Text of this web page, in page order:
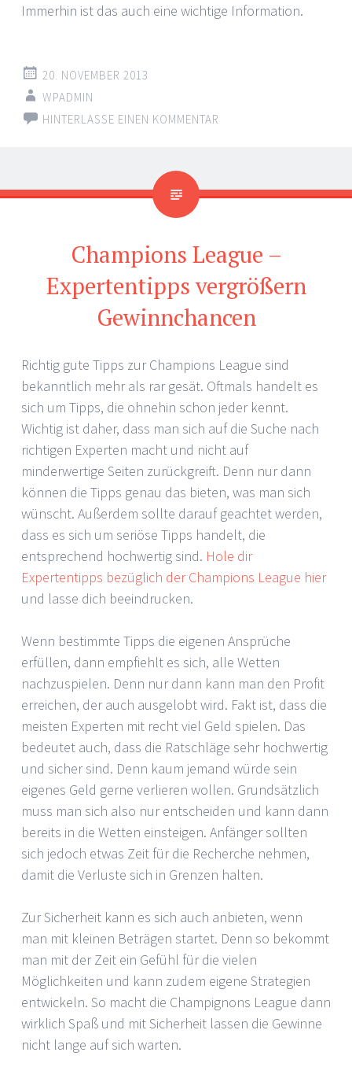
Immerhin ist das auch eine wichtige Information.
20. NOVEMBER 2013
WPADMIN
HINTERLASSE EINEN KOMMENTAR
Champions League –
Expertentipps vergrößern
Gewinnchancen
Richtig gute Tipps zur Champions League sind
bekanntlich mehr als rar gesät. Oftmals handelt es
sich um Tipps, die ohnehin schon jeder kennt.
Wichtig ist daher, dass man sich auf die Suche nach
richtigen Experten macht und nicht auf
minderwertige Seiten zurückgreift. Denn nur dann
können die Tipps genau das bieten, was man sich
wünscht. Außerdem sollte darauf geachtet werden,
dass es sich um seriöse Tipps handelt, die
entsprechend hochwertig sind. Hole dir
Expertentipps bezüglich der Champions League hier
und lasse dich beeindrucken.
Wenn bestimmte Tipps die eigenen Ansprüche
erfüllen, dann empfiehlt es sich, alle Wetten
nachzuspielen. Denn nur dann kann man den Profit
erreichen, der auch ausgelobt wird. Fakt ist, dass die
meisten Experten mit recht viel Geld spielen. Das
bedeutet auch, dass die Ratschläge sehr hochwertig
und sicher sind. Denn kaum jemand würde sein
eigenes Geld gerne verlieren wollen. Grundsätzlich
muss man sich also nur entscheiden und kann dann
bereits in die Wetten einsteigen. Anfänger sollten
sich jedoch etwas Zeit für die Recherche nehmen,
damit die Verluste sich in Grenzen halten.
Zur Sicherheit kann es sich auch anbieten, wenn
man mit kleinen Beträgen startet. Denn so bekommt
man mit der Zeit ein Gefühl für die vielen
Möglichkeiten und kann zudem eigene Strategien
entwickeln. So macht die Champignons League dann
wirklich Spaß und mit Sicherheit lassen die Gewinne
nicht lange auf sich warten.